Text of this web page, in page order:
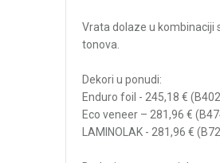
Vrata dolaze u kombinaciji
tonova.
Dekori u ponudi:
Enduro foil - 245,18 €
Eco veneer – 281,96 €
LAMINOLAK - 281,96 €